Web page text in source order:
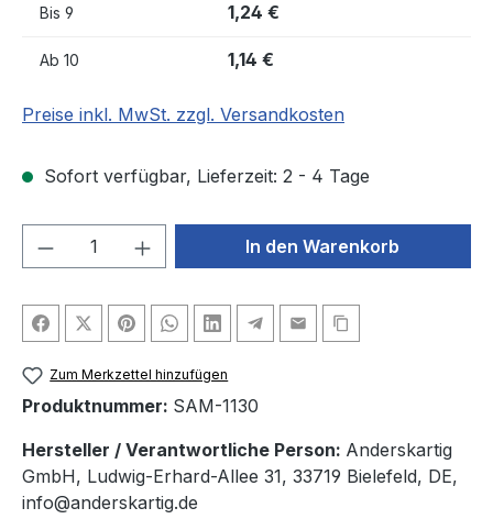
Bis 9 1,24 €
Ab 10 1,14 €
Preise inkl. MwSt. zzgl. Versandkosten
Sofort verfügbar, Lieferzeit: 2 - 4 Tage
Produkt Anzahl: Gib denIn den Warenkorb
Zum Merkzettel hinzufügen
Produktnummer: SAM-1130
Hersteller / Verantwortliche Person: Anderskartig
GmbH, Ludwig-Erhard-Allee 31, 33719 Bielefeld, DE,
info@anderskartig.de